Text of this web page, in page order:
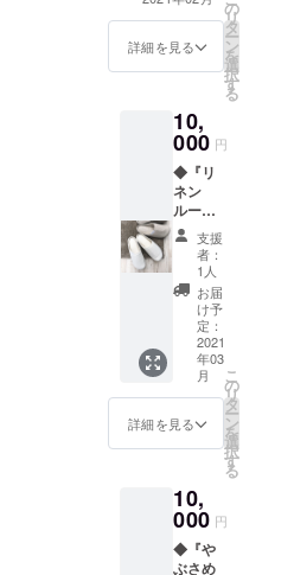
定は出
来上が
り以
降、3月
すので
ご了承
くださ
い。
CLUB
RIOオリ
ジナル
ジャ
ケット
ドリッ
プコー
ヒーを
お届け
しま
す。
【支援金額につ
いては支援者様
が支援を申し込
います。】 ※こ
ちらのリターン
につきまして
は、お礼状以外
の返礼品はござ
いません。
詳細を見る
の
リ
タ
ー
ン
を
選
択
す
る
10,
000 円
◆『リ
ネン
ルーム
シュー
ズ』
ツイル
M（22
～24
㎝）・
ホワイ
ト/ナ
チュラ
ル 表地
も裏地
もリネ
ン100％
使い、
いつで
もサラ
サラで
気持ち
支援
者：
1人
お届
け予
定：
2021
年03
月
詳細を見る
こ
の
リ
タ
ー
ン
を
選
択
す
る
10,
000 円
◆『や
ぶさめ